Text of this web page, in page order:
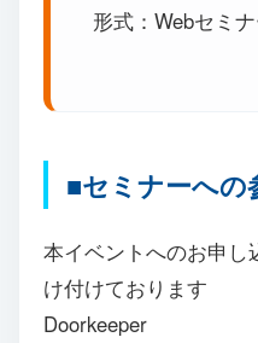
形式：Webセミ
■セミナーへの
本イベントへのお申し
け付けております
Doorkeeper